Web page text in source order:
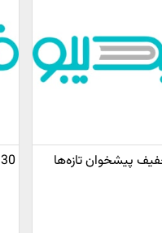
تخفیف پیشخوان تازه‌ها
30 درصد کد تخفیف فیدی پلاس